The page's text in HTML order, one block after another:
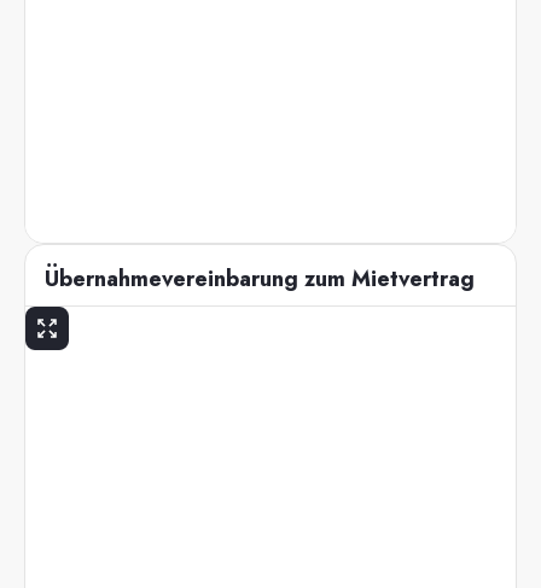
Übernahmevereinbarung zum Mietvertrag